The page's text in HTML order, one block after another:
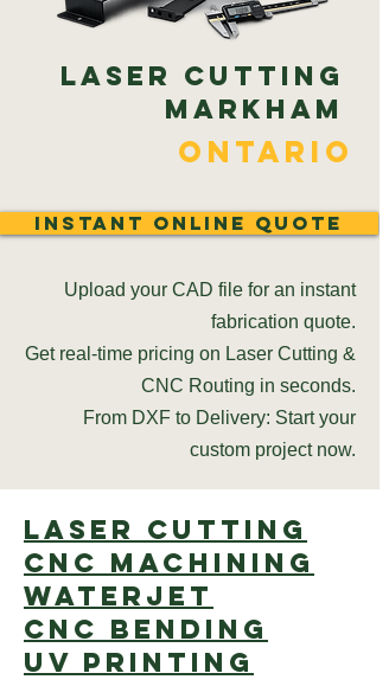
Laser Cutting
Markham
Ontario
Instant Online Quote
Upload your CAD file for an instant
fabrication quote.
Get real-time pricing on Laser Cutting &
CNC Routing in seconds.
From DXF to Delivery: Start your
custom project now.
Laser cutting
CNC Machining
Waterjet
CNC Bending
UV Printing